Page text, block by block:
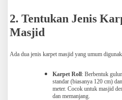
2. Tentukan Jenis
Masjid
Ada dua jenis karpet masjid yang umum
Karpet Roll: Berbentuk
standar (biasanya 120 cm)
meter. Cocok untuk masjid
dan memanjang.